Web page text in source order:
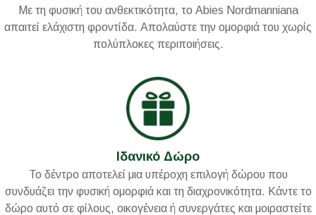
Με τη φυσική του ανθεκτικότητα, το Abies Νordmanniana
απαιτεί ελάχιστη φροντίδα. Απολαύστε την ομορφιά του χωρίς
πολύπλοκες περιποιήσεις.
Ιδανικό Δώρο
Το δέντρο αποτελεί μια υπέροχη επιλογή δώρου που
συνδυάζει την φυσική ομορφιά και τη διαχρονικότητα. Κάντε το
δώρο αυτό σε φίλους, οικογένεια ή συνεργάτες και μοιραστείτε